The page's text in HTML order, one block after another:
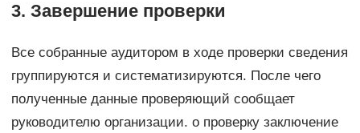
3. Завершение проверки
Все собранные аудитором в ходе проверки сведения
группируются и систематизируются. После чего
полученные данные проверяющий сообщает
руководителю организации. о проверку заключение